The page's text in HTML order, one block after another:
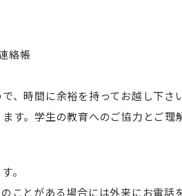
絡帳
、時間に余裕を持ってお越し下さ
す。学生の教育へのご協力とご理
。
ことがある場合には外来にお電話